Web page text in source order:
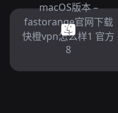
macOS版本 –
fastorange官网下载
快橙vpn怎么样1 官方
8